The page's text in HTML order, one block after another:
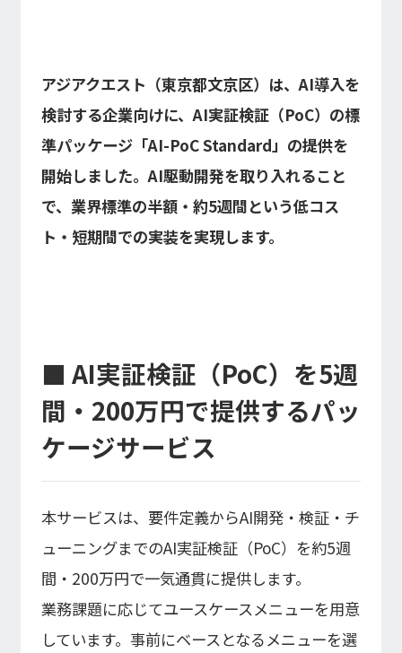
DXコンサルティング
内製化支援
SAPコンサルティング
PM / PMO支援
モダナイゼーション
クラウド
AWS
Microsoft Azure／M365
Google Cloud／Google Workspace
SaaS／セキュリティシステム
セキュリティ
EC / MA・CRM / CMS
データ基盤 / ETL
CAD / 3D・BIM / CIM
ERP
DX Navigator
Tech Blog
DX用語集
コーポレート・ガバナンス
業績・財務情報
経営指標推移
経営成績
財政状態
キャッシュ・フローの状況
IRライブラリ一覧
決算短信
決算説明資料
有価証券報告等法定開示資料
株主総会関連資料
株式基本情報
株価情報
アジアクエスト（東京都文京区）は、AI導入を
検討する企業向けに、AI実証検証（PoC）の標
準パッケージ「AI-PoC Standard」の提供を
開始しました。AI駆動開発を取り入れること
で、業界標準の半額・約5週間という低コス
ト・短期間での実装を実現します。
■ AI実証検証（PoC）を5週
間・200万円で提供するパッ
ケージサービス
本サービスは、要件定義からAI開発・検証・チ
ューニングまでのAI実証検証（PoC）を約5週
間・200万円で一気通貫に提供します。
業務課題に応じてユースケースメニューを用意
しています。事前にベースとなるメニューを選